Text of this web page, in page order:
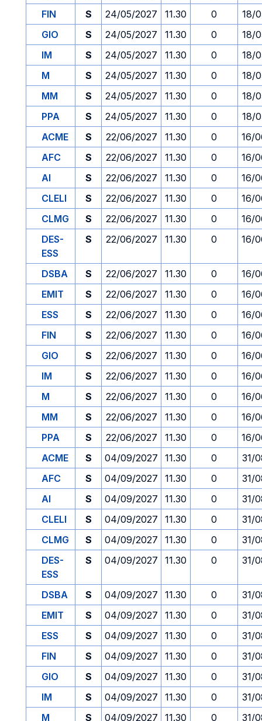
FIN
S 24/05/2027 11.30 0
18/
GIO
S 24/05/2027 11.30 0
18/
IM
S 24/05/2027 11.30 0
18/
M
S 24/05/2027 11.30 0
18/
MM
S 24/05/2027 11.30 0
18/
PPA
S 24/05/2027 11.30 0
18/
ACME
S 22/06/2027 11.30 0
16/
AFC
S 22/06/2027 11.30 0
16/
AI
S 22/06/2027 11.30 0
16/
CLELI
S 22/06/2027 11.30 0
16/
CLMG
S 22/06/2027 11.30 0
16/
DES-
ESS
S 22/06/2027 11.30 0 16/
DSBA S 22/06/2027 11.30 0
16/
EMIT
S 22/06/2027 11.30 0
16/
ESS
S 22/06/2027 11.30 0
16/
FIN
S 22/06/2027 11.30 0
16/
GIO
S 22/06/2027 11.30 0
16/
IM
S 22/06/2027 11.30 0
16/
M
S 22/06/2027 11.30 0
16/
MM
S 22/06/2027 11.30 0
16/
PPA
S 22/06/2027 11.30 0
16/
ACME
S 04/09/2027 11.30 0
31/
AFC
S 04/09/2027 11.30 0
31/
AI
S 04/09/2027 11.30 0
31/
CLELI
S 04/09/2027 11.30 0
31/
CLMG
S 04/09/2027 11.30 0
31/
DES-
ESS
S 04/09/2027 11.30 0 31/
DSBA S 04/09/2027 11.30 0
31/
EMIT
S 04/09/2027 11.30 0
31/
ESS
S 04/09/2027 11.30 0
31/
FIN
S 04/09/2027 11.30 0
31/
GIO
S 04/09/2027 11.30 0
31/
IM
S 04/09/2027 11.30 0
31/
M
S 04/09/2027 11.30 0 31/